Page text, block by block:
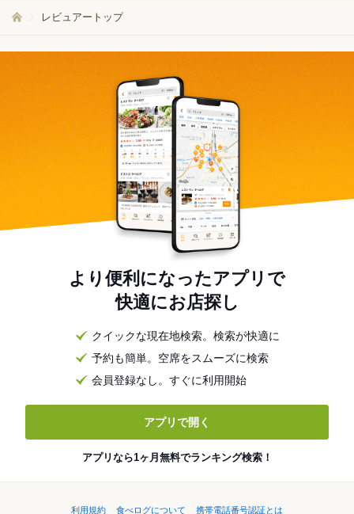
レビュアートップ
より便利になったアプリで
快適にお店探し
クイックな現在地検索。検索が快適に
予約も簡単。空席をスムーズに検索
会員登録なし。すぐに利用開始
アプリで開く
アプリなら1ヶ月無料でランキング検索！
利用規約 食べログについて 携帯電話番号認証とは